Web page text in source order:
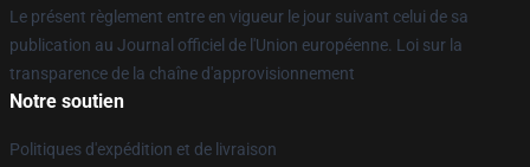
Le présent règlement entre en vigueur le jour suivant celui de sa
publication au Journal officiel de l'Union européenne. Loi sur la
transparence de la chaîne d'approvisionnement
Notre soutien
Politiques d'expédition et de livraison